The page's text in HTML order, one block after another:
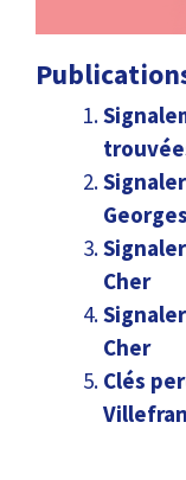
Cher
Cher
Clés